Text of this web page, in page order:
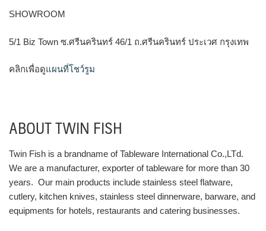
SHOWROOM
5/1 Biz Town ซ.ศรีนครินทร์ 46/1 ถ.ศรีนครินทร์ ประเวศ กรุงเทพ
คลิกเพื่อดูแผนที่โชว์รูม
ABOUT TWIN FISH
Twin Fish is a brandname of Tableware International Co.,LTd.
We are a manufacturer, exporter of tableware for more than 30
years. Our main products include stainless steel flatware,
cutlery, kitchen knives, stainless steel dinnerware, barware, and
equipments for hotels, restaurants and catering businesses.